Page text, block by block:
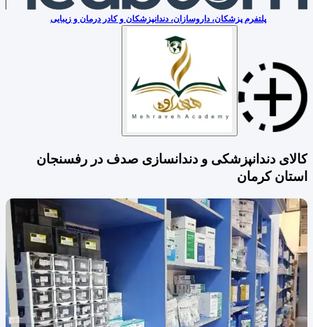
پلتفرم پزشکان، داروسازان، دندانپزشکان و کادر درمان و زیبایی
کالای دندانپزشکی و دندانسازی صدف در رفسنجان
استان کرمان